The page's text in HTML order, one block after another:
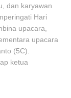
dan karyawan
Hari
upacara,
upacara
(5C).
ketua